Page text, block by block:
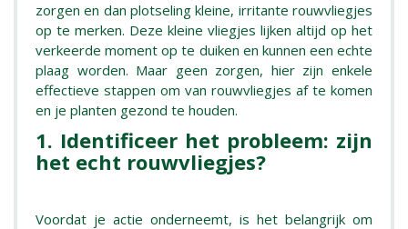
zorgen en dan plotseling kleine, irritante rouwvliegjes
op te merken. Deze kleine vliegjes lijken altijd op het
verkeerde moment op te duiken en kunnen een echte
plaag worden. Maar geen zorgen, hier zijn enkele
effectieve stappen om van rouwvliegjes af te komen
en je planten gezond te houden.
1. Identificeer het probleem: zijn
het echt rouwvliegjes?
Voordat je actie onderneemt, is het belangrijk om